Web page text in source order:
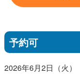
予約可
2026年6月2日（火）